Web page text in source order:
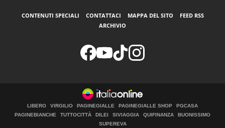
CONTENUTI SPECIALI CONTATTACI MAPPA DEL SITO
FEED RSS
ARCHIVIO
LIBERO VIRGILIO PAGINEGIALLE PAGINEGIALLE SHOP
PGCASA
PAGINEBIANCHE
TUTTOCITTÀ DILEI SIVIAGGIA QUIFINANZA
BUONISSIMO
SUPEREVA